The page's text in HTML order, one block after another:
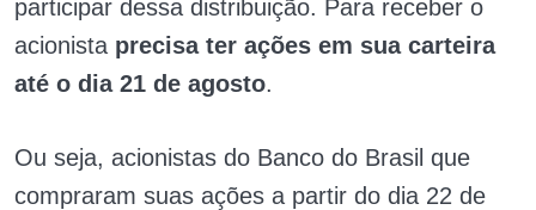
participar dessa distribuição. Para receber o
acionista precisa ter ações em sua carteira
até o dia 21 de agosto.
Ou seja, acionistas do Banco do Brasil que
compraram suas ações a partir do dia 22 de